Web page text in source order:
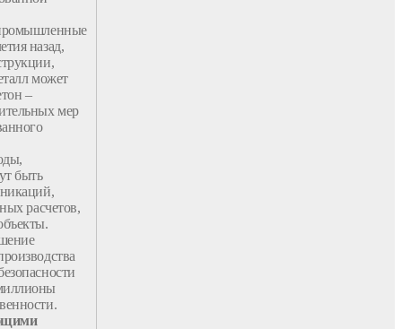
назад,
,
может
–
мер
быть
расчетов,
.